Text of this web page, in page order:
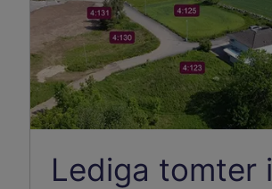
Lediga tomter i